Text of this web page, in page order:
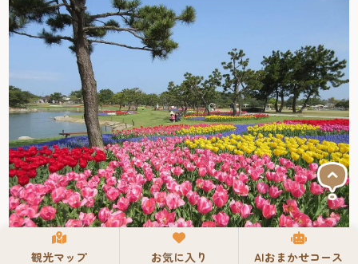
観光マップ お気に入り AIおまかせコース